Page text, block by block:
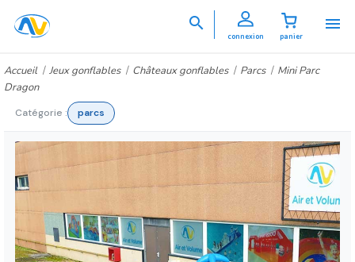

panier
connexion

Accueil Jeux gonflables Châteaux gonflables Parcs
Mini Parc
Dragon
Catégorie : parcs